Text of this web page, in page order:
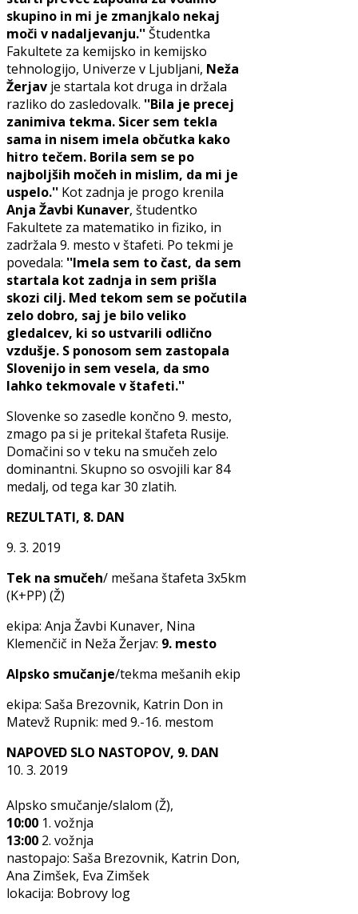
skupino in mi je zmanjkalo nekaj
moči v nadaljevanju.''Študentka
Fakultete za kemijsko in kemijsko
tehnologijo, Univerze v Ljubljani, Neža
Žerjav je startala kot druga in držala
razliko do zasledovalk. ''Bila je precej
zanimiva tekma. Sicer sem tekla
sama in nisem imela občutka kako
hitro tečem. Borila sem se po
najboljših močeh in mislim, da mi je
uspelo.'' Kot zadnja je progo krenila
Anja Žavbi Kunaver, študentko
Fakultete za matematiko in fiziko, in
zadržala 9. mesto v štafeti. Po tekmi je
povedala: ''Imela sem to čast, da sem
startala kot zadnja in sem prišla
skozi cilj. Med tekom sem se počutila
zelo dobro, saj je bilo veliko
gledalcev, ki so ustvarili odlično
vzdušje. S ponosom sem zastopala
Slovenijo in sem vesela, da smo
lahko tekmovale v štafeti.''
Slovenke so zasedle končno 9. mesto,
zmago pa si je pritekal štafeta Rusije.
Domačini so v teku na smučeh zelo
dominantni. Skupno so osvojili kar 84
medalj, od tega kar 30 zlatih.
REZULTATI, 8. DAN
9. 3. 2019
Tek na smučeh/ mešana štafeta 3x5km
(K+PP) (Ž)
ekipa: Anja Žavbi Kunaver, Nina
Klemenčič in Neža Žerjav: 9. mesto
Alpsko smučanje/tekma mešanih ekip
ekipa: Saša Brezovnik, Katrin Don in
Matevž Rupnik: med 9.-16. mestom
NAPOVED SLO NASTOPOV, 9. DAN
10. 3. 2019
Alpsko smučanje/slalom (Ž),
10:00 1. vožnja
13:00 2. vožnja
nastopajo: Saša Brezovnik, Katrin Don,
Ana Zimšek, Eva Zimšek
lokacija: Bobrovy log